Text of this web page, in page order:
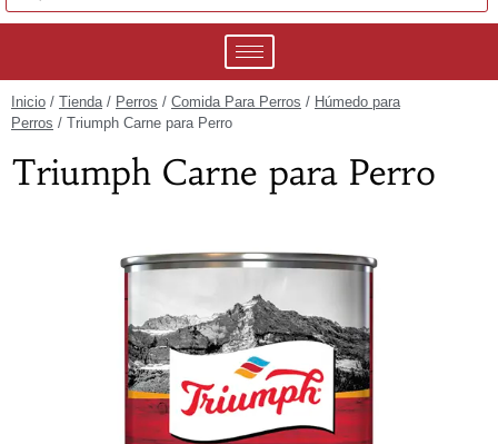
Inicio / Tienda/ Perros / Comida Para Perros / Húmedo para
Perros / Triumph Carne para Perro
Triumph Carne para Perro